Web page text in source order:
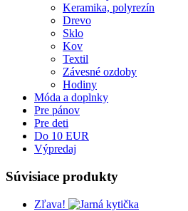
Keramika, polyrezín
Drevo
Sklo
Kov
Textil
Závesné ozdoby
Hodiny
Móda a doplnky
Pre pánov
Pre deti
Do 10 EUR
Výpredaj
Súvisiace produkty
Zľava!